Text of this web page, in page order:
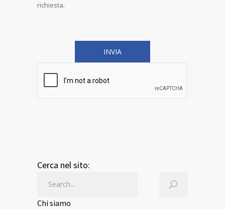
richiesta.
Cerca nel sito:
Chi siamo